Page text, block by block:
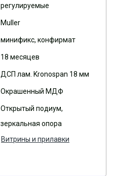
регулируемые
Muller
минификс, конфирмат
18 месяцев
ДСП лам. Kronospan 18 мм
Окрашенный МДФ
Открытый подиум,
зеркальная опора
Витрины и прилавки